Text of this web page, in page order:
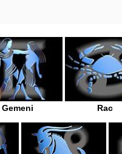
Gemeni Rac